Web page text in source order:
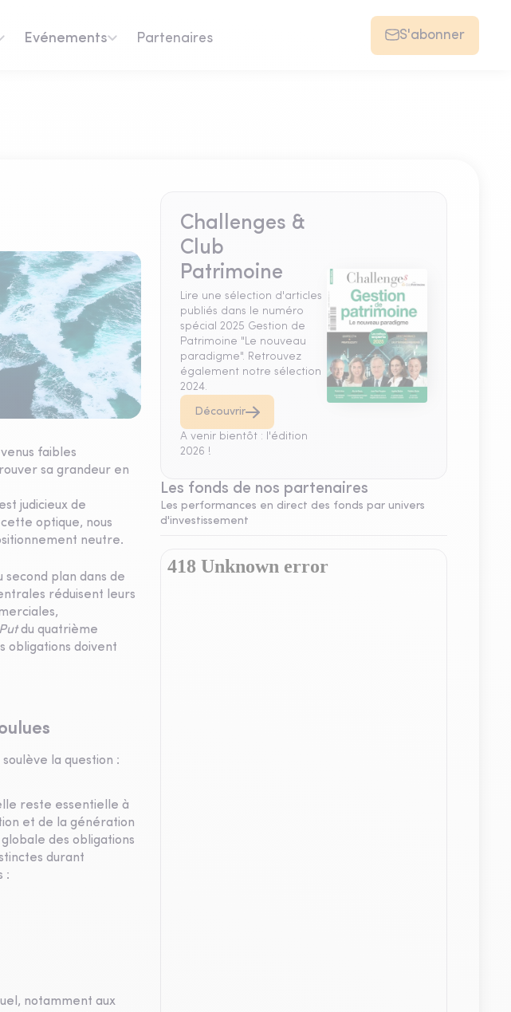
Evénements Partenaires S'abonner
faibles
sa grandeur en
judicieux de
optique, nous
neutre.
plan dans de
réduisent leurs
du quatrième
obligations doivent
la question :
reste essentielle à
et de la génération
des obligations
durant
:
notamment aux
Challenges &
Club
Patrimoine
Lire une sélection d'articles
publiés dans le numéro
spécial 2025 Gestion de
Patrimoine "Le nouveau
paradigme". Retrouvez
également notre sélection
2024.
Découvrir
A venir bientôt : l'édition
2026 !
Les fonds de nos partenaires
Les performances en direct des fonds par univers
d'investissement